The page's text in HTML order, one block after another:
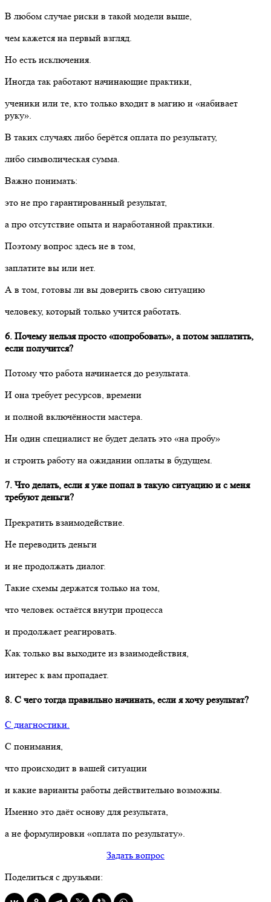
В любом случае риски в такой модели выше,
чем кажется на первый взгляд.
Но есть исключения.
Иногда так работают начинающие практики,
ученики или те, кто только входит в магию и «набивает
руку».
В таких случаях либо берётся оплата по результату,
либо символическая сумма.
Важно понимать:
это не про гарантированный результат,
а про отсутствие опыта и наработанной практики.
Поэтому вопрос здесь не в том,
заплатите вы или нет.
А в том, готовы ли вы доверить свою ситуацию
человеку, который только учится работать.
6. Почему нельзя просто «попробовать», а потом заплатить,
если получится?
Потому что работа начинается до результата.
И она требует ресурсов, времени
и полной включённости мастера.
Ни один специалист не будет делать это «на пробу»
и строить работу на ожидании оплаты в будущем.
7. Что делать, если я уже попал в такую ситуацию и с меня
требуют деньги?
Прекратить взаимодействие.
Не переводить деньги
и не продолжать диалог.
Такие схемы держатся только на том,
что человек остаётся внутри процесса
и продолжает реагировать.
Как только вы выходите из взаимодействия,
интерес к вам пропадает.
8. С чего тогда правильно начинать, если я хочу результат?
С диагностики.
С понимания,
что происходит в вашей ситуации
и какие варианты работы действительно возможны.
Именно это даёт основу для результата,
а не формулировки «оплата по результату».
Задать вопрос
Поделиться с друзьями: